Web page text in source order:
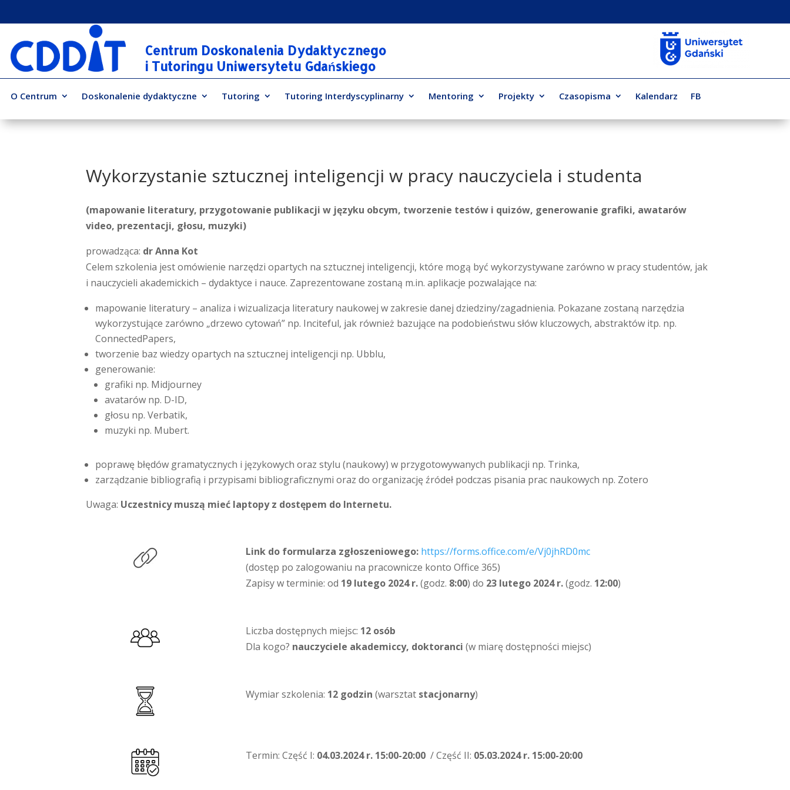
Centrum Doskonalenia Dydaktycznego
i Tutoringu Uniwersytetu Gdańskiego
O Centrum Doskonalenie dydaktyczne Tutoring Tutoring Interdyscyplinarny Mentoring Projekty Czasopisma Kalendarz FB
Wykorzystanie sztucznej inteligencji w pracy nauczyciela i studenta
(mapowanie literatury, przygotowanie publikacji w języku obcym, tworzenie testów i quizów, generowanie grafiki, awatarów
video, prezentacji, głosu, muzyki)
prowadząca: dr Anna Kot
Celem szkolenia jest omówienie narzędzi opartych na sztucznej inteligencji, które mogą być wykorzystywane zarówno w pracy studentów, jak
i nauczycieli akademickich – dydaktyce i nauce. Zaprezentowane zostaną m.in. aplikacje pozwalające na:
mapowanie literatury – analiza i wizualizacja literatury naukowej w zakresie danej dziedziny/zagadnienia. Pokazane zostaną narzędzia
wykorzystujące zarówno „drzewo cytowań” np. Inciteful, jak również bazujące na podobieństwu słów kluczowych, abstraktów itp. np.
ConnectedPapers,
tworzenie baz wiedzy opartych na sztucznej inteligencji np. Ubblu,
generowanie:
grafiki np. Midjourney
avatarów np. D-ID,
głosu np. Verbatik,
muzyki np. Mubert.
poprawę błędów gramatycznych i językowych oraz stylu (naukowy) w przygotowywanych publikacji np. Trinka,
zarządzanie bibliografią i przypisami bibliograficznymi oraz do organizację źródeł podczas pisania prac naukowych np. Zotero
Uwaga: Uczestnicy muszą mieć laptopy z dostępem do Internetu.
Link do formularza zgłoszeniowego: https://forms.office.com/e/Vj0jhRD0mc
(dostęp po zalogowaniu na pracownicze konto Office 365)
Zapisy w terminie: od 19 lutego 2024 r.(godz. 8:00) do 23 lutego 2024 r.(godz. 12:00)
Liczba dostępnych miejsc: 12 osób
Dla kogo? nauczyciele akademiccy, doktoranci (w miarę dostępności miejsc)
Wymiar szkolenia: 12 godzin (warsztat stacjonarny)
Termin: Część I: 04.03.2024 r. 15:00-20:00 / Część II: 05.03.2024 r. 15:00-20:00